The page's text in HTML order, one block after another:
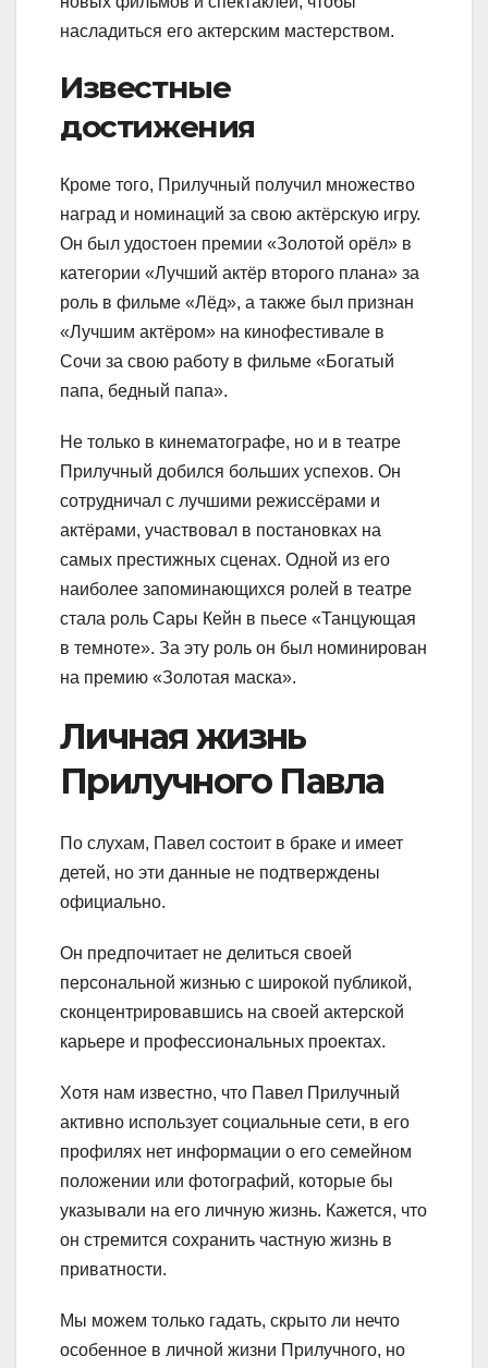
насладиться его актерским мастерством.
Известные
достижения
Кроме того, Прилучный получил множество
наград и номинаций за свою актёрскую игру.
Он был удостоен премии «Золотой орёл» в
категории «Лучший актёр второго плана» за
роль в фильме «Лёд», а также был признан
«Лучшим актёром» на кинофестивале в
Сочи за свою работу в фильме «Богатый
папа, бедный папа».
Не только в кинематографе, но и в театре
Прилучный добился больших успехов. Он
сотрудничал с лучшими режиссёрами и
актёрами, участвовал в постановках на
самых престижных сценах. Одной из его
наиболее запоминающихся ролей в театре
стала роль Сары Кейн в пьесе «Танцующая
в темноте». За эту роль он был номинирован
на премию «Золотая маска».
Личная жизнь
Прилучного Павла
По слухам, Павел состоит в браке и имеет
детей, но эти данные не подтверждены
официально.
Он предпочитает не делиться своей
персональной жизнью с широкой публикой,
сконцентрировавшись на своей актерской
карьере и профессиональных проектах.
Хотя нам известно, что Павел Прилучный
активно использует социальные сети, в его
профилях нет информации о его семейном
положении или фотографий, которые бы
указывали на его личную жизнь. Кажется, что
он стремится сохранить частную жизнь в
приватности.
Мы можем только гадать, скрыто ли нечто
особенное в личной жизни Прилучного, но